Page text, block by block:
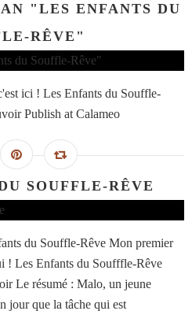
"LES ENFANTS DU
RÊVE"
ici ! Les Enfants du Souffle-
Publish at Calameo
SOUFFLE-RÊVE
du Souffle-Rêve Mon premier
! Les Enfants du Soufffle-Rêve
Le résumé : Malo, un jeune
jour que la tâche qui est